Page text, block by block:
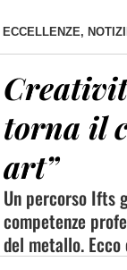
ECCELLENZE,
torna il
art”
Un percorso Ifts
competenze
del metallo.